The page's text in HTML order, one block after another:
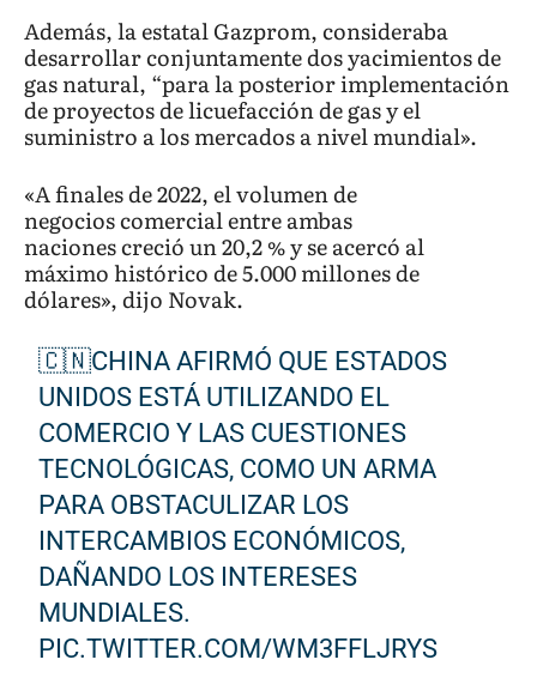
Además, la estatal Gazprom, consideraba
desarrollar conjuntamente dos yacimientos de
gas natural, “para la posterior implementación
de proyectos de licuefacción de gas y el
suministro a los mercados a nivel mundial».
«A finales de 2022, el volumen de
negocios comercial entre ambas
naciones creció un 20,2 % y se acercó al
máximo histórico de 5.000 millones de
dólares», dijo Novak.
🇨🇳CHINA AFIRMÓ QUE ESTADOS
UNIDOS ESTÁ UTILIZANDO EL
COMERCIO Y LAS CUESTIONES
TECNOLÓGICAS, COMO UN ARMA
PARA OBSTACULIZAR LOS
INTERCAMBIOS ECONÓMICOS,
DAÑANDO LOS INTERESES
MUNDIALES.
PIC.TWITTER.COM/WM3FFLJRYS